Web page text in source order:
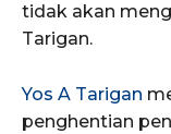
tidak akan
Tarigan.
Yos A Tarigan
penghentian